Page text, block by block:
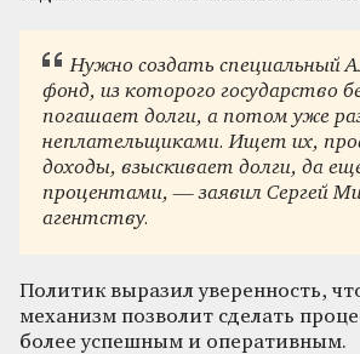
Нужно создать специальный
фонд, из которого государство
погашает долги, а потом уже
неплательщиками. Ищет их,
доходы, взыскивает долги, да
процентами, — заявил Сергей
агентству.
Политик выразил уверенность,
механизм позволит сделать
более успешным и оперативным.